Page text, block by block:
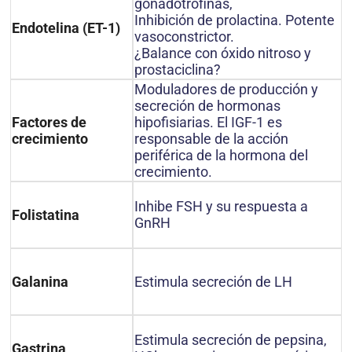
Endotelina (ET-1)
gonadotrofinas,
Inhibición de prolactina. Potente
vasoconstrictor.
¿Balance con óxido nitroso y
prostaciclina?
Factores de
crecimiento
Moduladores de producción y
secreción de hormonas
hipofisiarias. El IGF-1 es
responsable de la acción
periférica de la hormona del
crecimiento.
Folistatina
Inhibe FSH y su respuesta a
GnRH
Galanina Estimula secreción de LH
Gastrina
Estimula secreción de pepsina,